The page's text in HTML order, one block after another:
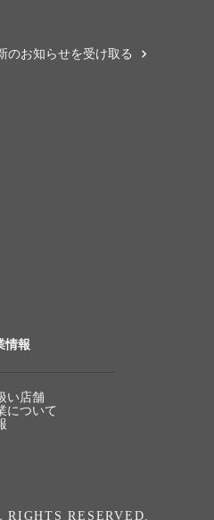
のお知らせを受け取る
情報
い店舗
について
RESERVED.